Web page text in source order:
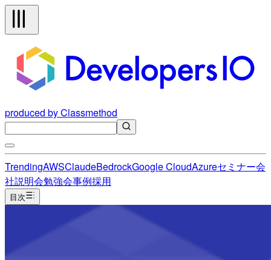
produced by Classmethod
TrendingAWSClaudeBedrockGoogle CloudAzureセミナー会
社説明会勉強会事例採用
目次